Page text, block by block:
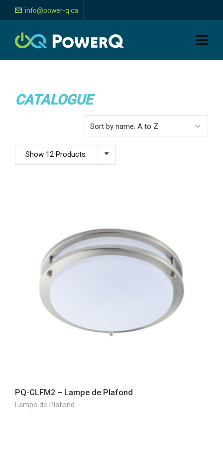
info@power-q.ca
CATALOGUE
Show 12 Products
PQ-CLFM2 – Lampe de Plafond
Lampe de Plafond